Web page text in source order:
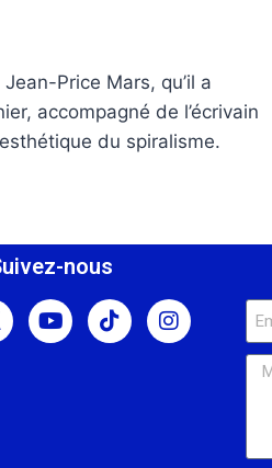
Price Mars, qu’il a
accompagné de l’écrivain
du spiralisme.
nous